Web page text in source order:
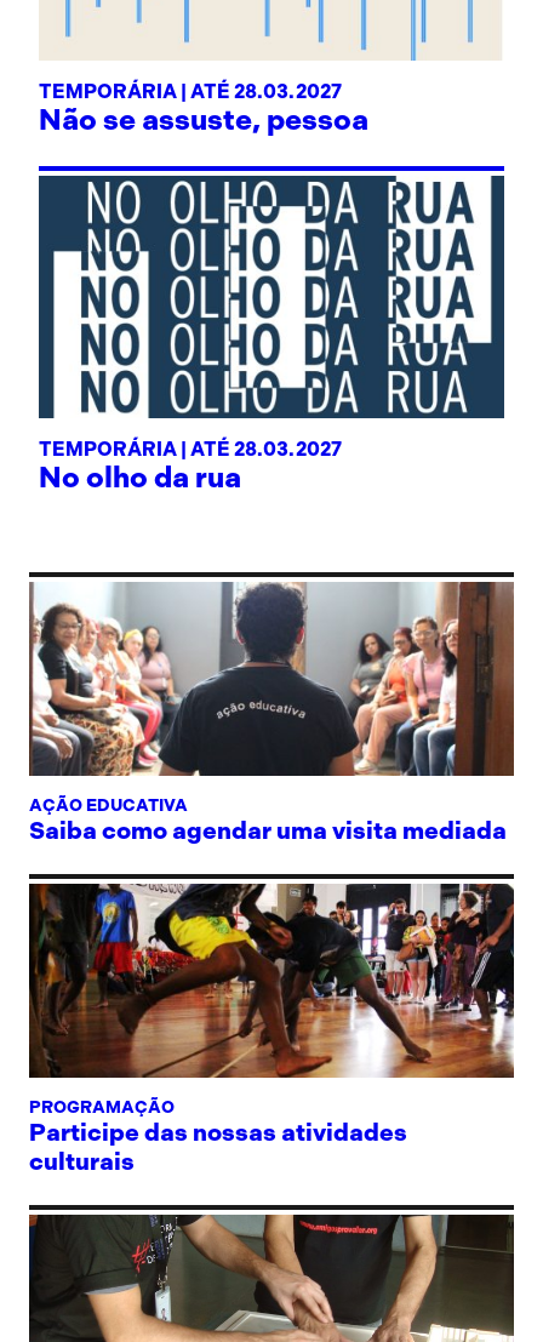
TEMPORÁRIA | ATÉ 28.03.2027
Não se assuste, pessoa
TEMPORÁRIA | ATÉ 28.03.2027
No olho da rua
AÇÃO EDUCATIVA
Saiba como agendar uma visita mediada
PROGRAMAÇÃO
Participe das nossas atividades
culturais